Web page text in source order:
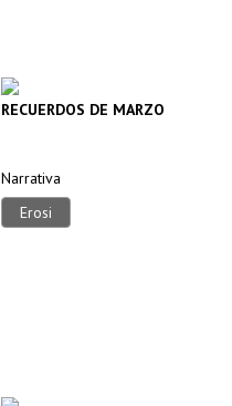
RECUERDOS DE MARZO
Narrativa
Erosi